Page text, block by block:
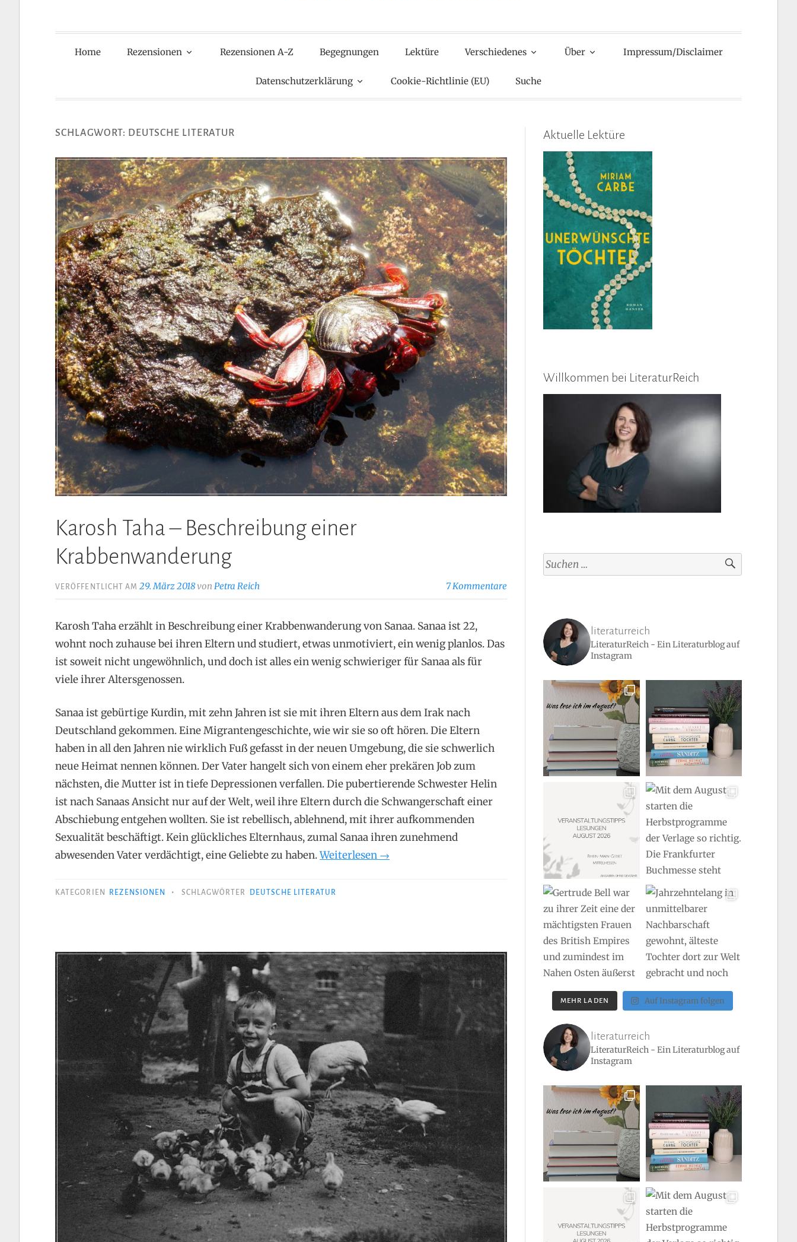
Home Rezensionen Rezensionen A-Z Begegnungen Lektüre Verschiedenes Über Impressum/Disclaimer
Datenschutzerklärung Cookie-Richtlinie (EU) Suche
SCHLAGWORT: DEUTSCHE LITERATUR
Karosh Taha – Beschreibung einer
Krabbenwanderung
VERÖFFENTLICHT AM29. März 2018vonPetra Reich 7 Kommentare
Karosh Taha erzählt in Beschreibung einer Krabbenwanderung von Sanaa. Sanaa ist 22,
wohnt noch zuhause bei ihren Eltern und studiert, etwas unmotiviert, ein wenig planlos. Das
ist soweit nicht ungewöhnlich, und doch ist alles ein wenig schwieriger für Sanaa als für
viele ihrer Altersgenossen.
Sanaa ist gebürtige Kurdin, mit zehn Jahren ist sie mit ihren Eltern aus dem Irak nach
Deutschland gekommen. Eine Migrantengeschichte, wie wir sie so oft hören. Die Eltern
haben in all den Jahren nie wirklich Fuß gefasst in der neuen Umgebung, die sie schwerlich
neue Heimat nennen können. Der Vater hangelt sich von einem eher prekären Job zum
nächsten, die Mutter ist in tiefe Depressionen verfallen. Die pubertierende Schwester Helin
ist nach Sanaas Ansicht nur auf der Welt, weil ihre Eltern durch die Schwangerschaft einer
Abschiebung entgehen wollten. Sie ist rebellisch, ablehnend, mit ihrer aufkommenden
Sexualität beschäftigt. Kein glückliches Elternhaus, zumal Sanaa ihren zunehmend
abwesenden Vater verdächtigt, eine Geliebte zu haben.Weiterlesen „Karosh
→
KATEGORIEN REZENSIONEN • SCHLAGWÖRTER DEUTSCHE LITERATUR
Aktuelle Lektüre
Willkommen bei LiteraturReich
Suchen
nach:
literaturreich
LiteraturReich - Ein Literaturblog auf
Instagram
MEHR LADEN Auf Instagram folgen
literaturreich
LiteraturReich - Ein Literaturblog auf
Instagram